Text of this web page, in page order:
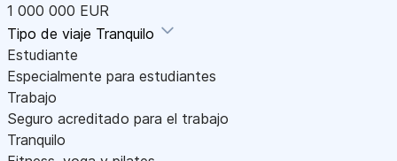
1 000 000 EUR
Tipo de viaje Tranquilo
Estudiante
Especialmente para estudiantes
Trabajo
Seguro acreditado para el trabajo
Tranquilo